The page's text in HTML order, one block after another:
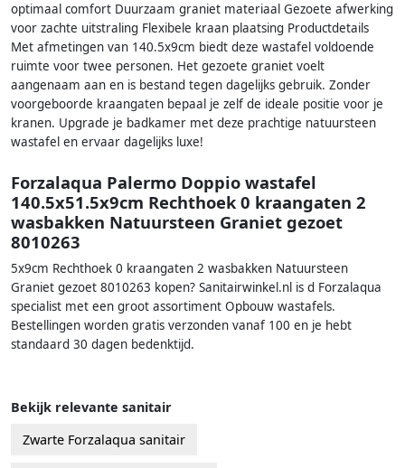
optimaal comfort Duurzaam graniet materiaal Gezoete afwerking
voor zachte uitstraling Flexibele kraan plaatsing Productdetails
Met afmetingen van 140.5x9cm biedt deze wastafel voldoende
ruimte voor twee personen. Het gezoete graniet voelt
aangenaam aan en is bestand tegen dagelijks gebruik. Zonder
voorgeboorde kraangaten bepaal je zelf de ideale positie voor je
kranen. Upgrade je badkamer met deze prachtige natuursteen
wastafel en ervaar dagelijks luxe!
Forzalaqua Palermo Doppio wastafel
140.5x51.5x9cm Rechthoek 0 kraangaten 2
wasbakken Natuursteen Graniet gezoet
8010263
5x9cm Rechthoek 0 kraangaten 2 wasbakken Natuursteen
Graniet gezoet 8010263 kopen? Sanitairwinkel.nl is d Forzalaqua
specialist met een groot assortiment Opbouw wastafels.
Bestellingen worden gratis verzonden vanaf 100 en je hebt
standaard 30 dagen bedenktijd.
Bekijk relevante sanitair
Zwarte Forzalaqua sanitair